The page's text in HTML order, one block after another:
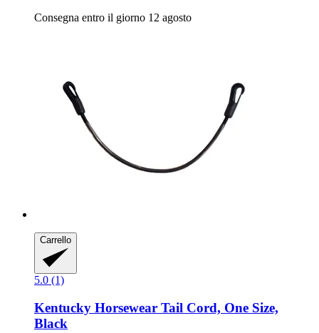
Consegna entro il giorno 12 agosto
Carrello
5.0 (1)
Kentucky Horsewear Tail Cord, One Size,
Black